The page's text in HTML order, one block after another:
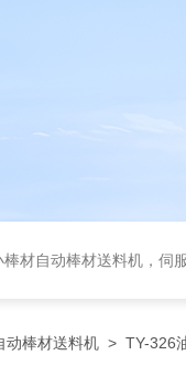
棒材送料机，伺服短棒材自动
动棒材送料机 > TY-326